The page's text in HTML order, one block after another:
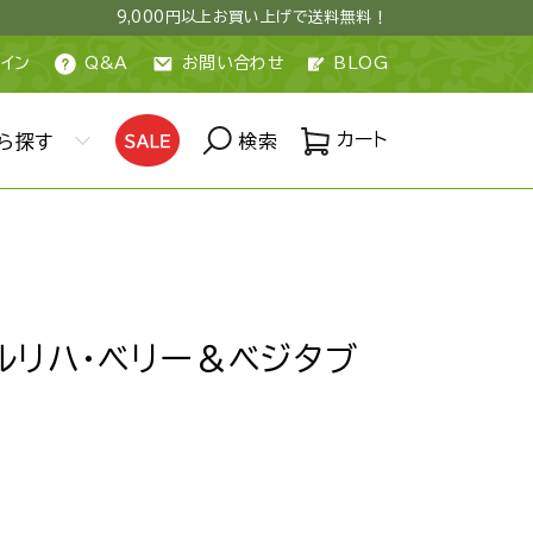
9,000円以上お買い上げで送料無料！
ン Q&A お問い合わせ BLOG
探す 検索 カート
リハ・ベリー＆ベジタブ